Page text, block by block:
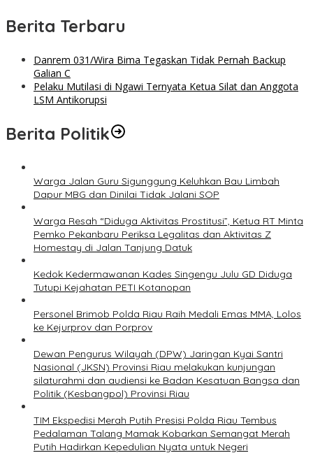
Berita Terbaru
Danrem 031/Wira Bima Tegaskan Tidak Pernah Backup
Galian C
Pelaku Mutilasi di Ngawi Ternyata Ketua Silat dan Anggota
LSM Antikorupsi
Berita Politik
Warga Jalan Guru Sigunggung Keluhkan Bau Limbah
Dapur MBG dan Dinilai Tidak Jalani SOP
Warga Resah “Diduga Aktivitas Prostitusi”, Ketua RT Minta
Pemko Pekanbaru Periksa Legalitas dan Aktivitas Z
Homestay di Jalan Tanjung Datuk
Kedok Kedermawanan Kades Singengu Julu GD Diduga
Tutupi Kejahatan PETI Kotanopan
Personel Brimob Polda Riau Raih Medali Emas MMA, Lolos
ke Kejurprov dan Porprov
Dewan Pengurus Wilayah (DPW) Jaringan Kyai Santri
Nasional (JKSN) Provinsi Riau melakukan kunjungan
silaturahmi dan audiensi ke Badan Kesatuan Bangsa dan
Politik (Kesbangpol) Provinsi Riau
TIM Ekspedisi Merah Putih Presisi Polda Riau Tembus
Pedalaman Talang Mamak Kobarkan Semangat Merah
Putih Hadirkan Kepedulian Nyata untuk Negeri